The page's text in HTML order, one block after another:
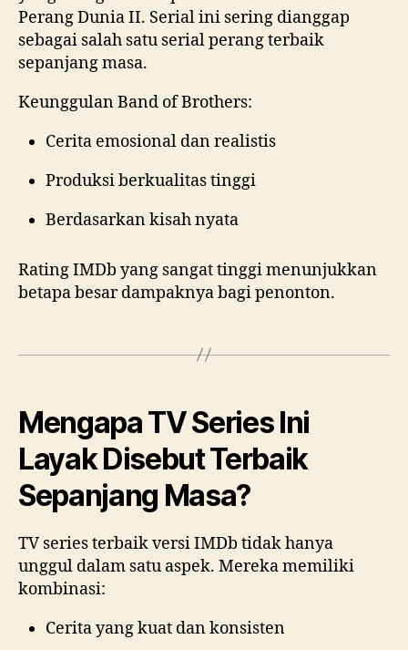
Perang Dunia II. Serial ini sering dianggap
sebagai salah satu serial perang terbaik
sepanjang masa.
Keunggulan Band of Brothers:
Cerita emosional dan realistis
Produksi berkualitas tinggi
Berdasarkan kisah nyata
Rating IMDb yang sangat tinggi menunjukkan
betapa besar dampaknya bagi penonton.
Mengapa TV Series Ini
Layak Disebut Terbaik
Sepanjang Masa?
TV series terbaik versi IMDb tidak hanya
unggul dalam satu aspek. Mereka memiliki
kombinasi:
Cerita yang kuat dan konsisten